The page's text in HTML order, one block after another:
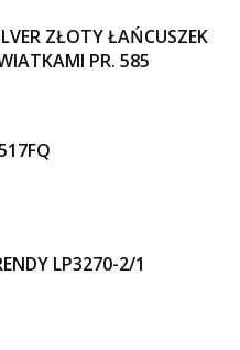
ZŁOTY ŁAŃCUSZEK
PR. 585
LP3270-2/1